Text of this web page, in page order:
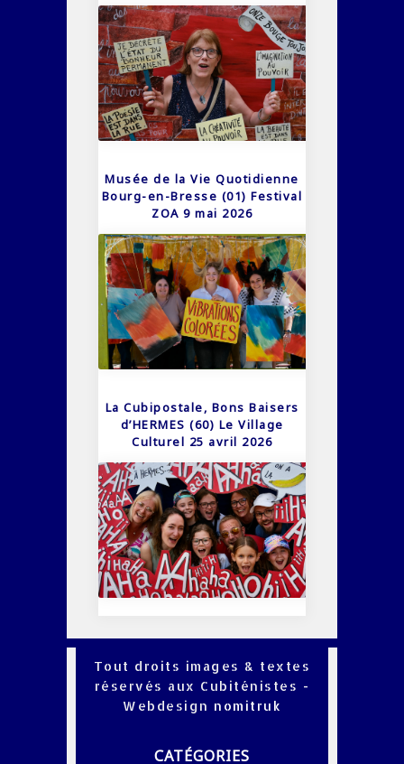
Musée de la Vie Quotidienne
Bourg-en-Bresse (01) Festival
ZOA 9 mai 2026
La Cubipostale, Bons Baisers
d’HERMES (60) Le Village
Culturel 25 avril 2026
Tout droits images & textes
réservés aux Cubiténistes -
Webdesign nomitruk
CATÉGORIES